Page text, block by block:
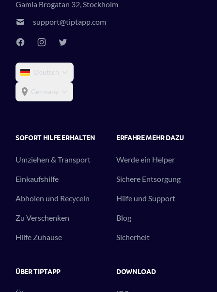
Gamla Brogatan 32, Stockholm
support@tiptapp.com
Deutsch
Germany
SOFORT HILFE ERHALTEN
Umziehen & Transport
Einkaufshilfe
Abholen und Recyceln
Zu Verschenken
Hilfe Zuhause
ERFAHRE MEHR DAZU
Werde ein Helper
Sichere Entsorgung
Hilfe und Support
Blog
Sicherheit
ÜBER TIPTAPP DOWNLOAD